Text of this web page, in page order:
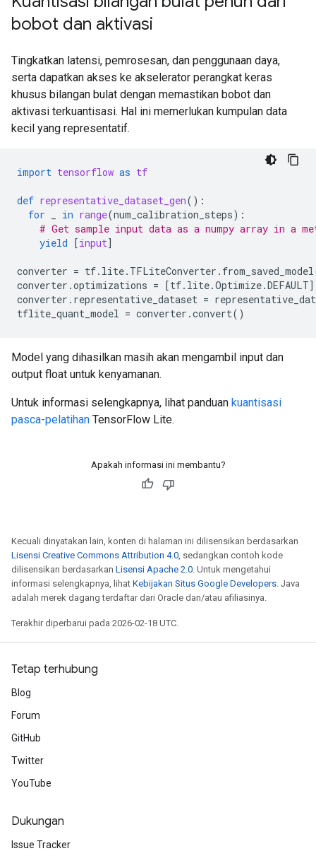
bobot dan aktivasi
Tingkatkan latensi, pemrosesan, dan penggunaan daya,
serta dapatkan akses ke akselerator perangkat keras
khusus bilangan bulat dengan memastikan bobot dan
aktivasi terkuantisasi. Hal ini memerlukan kumpulan data
kecil yang representatif.
import tensorflow as tf
def representative_dataset_gen():
for
in range(num_calibration_steps):
# Get sample input data as a numpy array in a
yield [input]
converter = tf. lite. TFLiteConverter . from_saved_model
converter .optimizations = [tf. lite.Optimize.DEFAULT]
converter . representative_dataset =
tflite_quant_model = converter .convert()
Model yang dihasilkan masih akan mengambil input dan
output float untuk kenyamanan.
Untuk informasi selengkapnya, lihat panduan kuantisasi
pasca-pelatihan TensorFlow Lite.
Apakah informasi ini membantu?
Kecuali dinyatakan lain, konten di halaman ini dilisensikan berdasarkan
Lisensi Creative Commons Attribution 4.0, sedangkan contoh kode
dilisensikan berdasarkan Lisensi Apache 2.0. Untuk mengetahui
informasi selengkapnya, lihat Kebijakan Situs Google Developers. Java
adalah merek dagang terdaftar dari Oracle dan/atau afiliasinya.
Terakhir diperbarui pada 2026-02-18 UTC.
Tetap terhubung
Blog
Forum
GitHub
Twitter
YouTube
Dukungan
Issue Tracker